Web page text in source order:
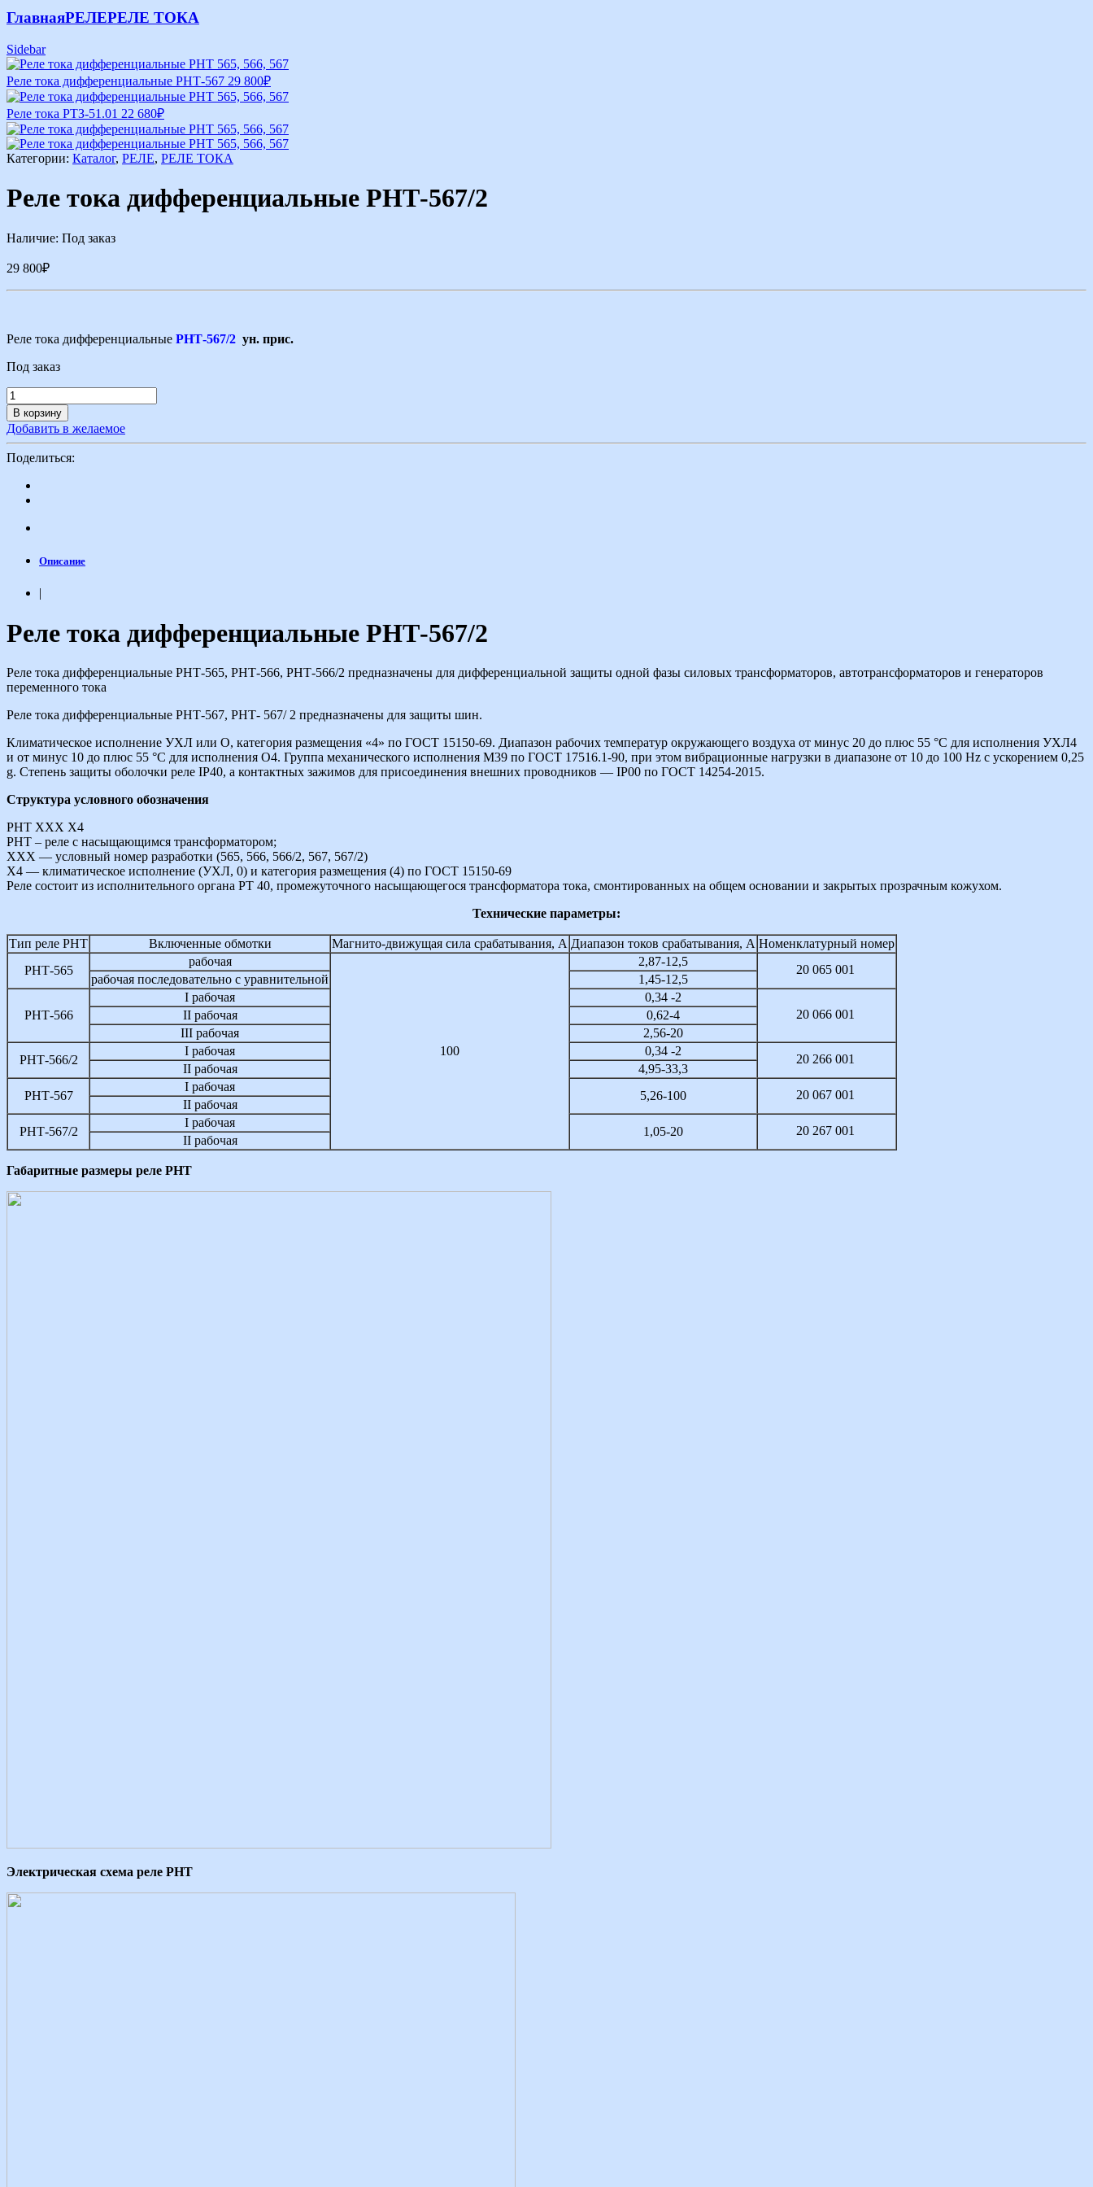
ГлавнаяРЕЛЕРЕЛЕ ТОКА
Sidebar
Реле тока дифференциальные РНТ-567 29 800₽
Реле тока РТЗ-51.01 22 680₽
Категории: Каталог, РЕЛЕ, РЕЛЕ ТОКА
Реле тока дифференциальные РНТ-567/2
Наличие: Под заказ
29 800₽
Реле тока дифференциальные РНТ-567/2 ун. прис.
Под заказ
В корзину
Добавить в желаемое
Поделиться:
Описание
|
Реле тока дифференциальные РНТ-567/2
Реле тока дифференциальные РНТ-565, РНТ-566, РНТ-566/2 предназначены для дифференциальной защиты одной фазы силовых трансформаторов, автотрансформаторов и генераторов
переменного тока
Реле тока дифференциальные РНТ-567, РНТ- 567/ 2 предназначены для защиты шин.
Климатическое исполнение УХЛ или О, категория размещения «4» по ГОСТ 15150-69. Диапазон рабочих температур окружающего воздуха от минус 20 до плюс 55 °С для исполнения УХЛ4
и от минус 10 до плюс 55 °С для исполнения О4. Группа механического исполнения М39 по ГОСТ 17516.1-90, при этом вибрационные нагрузки в диапазоне от 10 до 100 Hz с ускорением 0,25
g. Степень защиты оболочки реле IP40, а контактных зажимов для присоединения внешних проводников — IP00 по ГОСТ 14254-2015.
Структура условного обозначения
РНТ ХХХ Х4
РНТ – реле с насыщающимся трансформатором;
ХХХ — условный номер разработки (565, 566, 566/2, 567, 567/2)
Х4 — климатическое исполнение (УХЛ, 0) и категория размещения (4) по ГОСТ 15150-69
Реле состоит из исполнительного органа РТ 40, промежуточного насыщающегося трансформатора тока, смонтированных на общем основании и закрытых прозрачным кожухом.
Технические параметры:
Тип реле РНТ Включенные обмотки Магнито-движущая сила срабатывания, А Диапазон токов срабатывания, А Номенклатурный номер
РНТ-565
рабочая
100
2,87-12,5
20 065 001
рабочая последовательно с уравнительной 1,45-12,5
РНТ-566
I рабочая
0,34 -2
20 066 001
II рабочая
0,62-4
III рабочая
2,56-20
РНТ-566/2
I рабочая 0,34 -2
20 266 001
II рабочая
4,95-33,3
РНТ-567
I рабочая
5,26-100 20 067 001
II рабочая
РНТ-567/2
I рабочая
1,05-20 20 267 001
II рабочая
Габаритные размеры реле РНТ
Электрическая схема реле РНТ